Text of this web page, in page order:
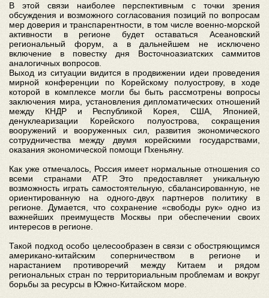
В этой связи наиболее перспективным с точки зрения
обсуждения и возможного согласования позиций по вопросам
мер доверия и транспарентности, в том числе военно-морской
активности в регионе будет оставаться Асеановский
региональный форум, а в дальнейшем не исключено
включение в повестку дня Восточноазиатских саммитов
аналогичных вопросов.
Выход из ситуации видится в продвижении идеи проведения
мирной конференции по Корейскому полуострову, в ходе
которой в комплексе могли бы быть рассмотрены вопросы
заключения мира, установления дипломатических отношений
между КНДР и Республикой Корея, США, Японией,
денуклеаризации Корейского полуострова, сокращения
вооружений и вооруженных сил, развития экономического
сотрудничества между двумя корейскими государствами,
оказания экономической помощи Пхеньяну.
Как уже отмечалось, Россия имеет нормальные отношения со
всеми странами АТР. Это предоставляет уникальную
возможность играть самостоятельную, сбалансированную, не
ориентированную на одного-двух партнеров политику в
регионе. Думается, что сохранение «свободы рук» одно из
важнейших преимуществ Москвы при обеспечении своих
интересов в регионе.
Такой подход особо целесообразен в связи с обостряющимся
американо-китайским соперничеством в регионе и
нарастанием противоречий между Китаем и рядом
региональных стран по территориальным проблемам и вокруг
борьбы за ресурсы в Южно-Китайском море.